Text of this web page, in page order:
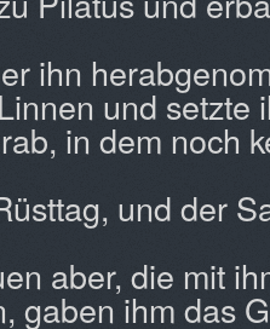
ihn
und setzte
in dem noch
und der
aber, die mit
gaben ihm das